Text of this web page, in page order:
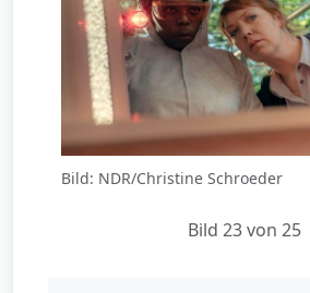
Bild: NDR/Christine Schroeder
Bild 23 von 25